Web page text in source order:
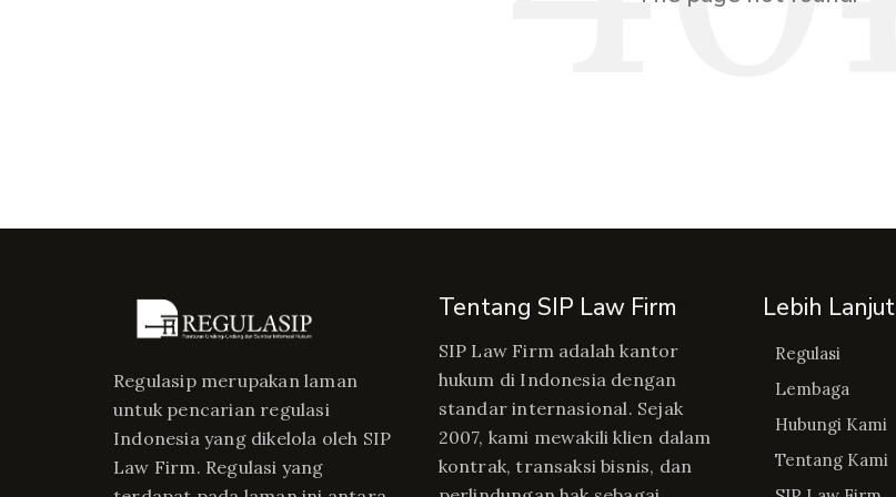
Regulasip merupakan laman
untuk pencarian regulasi
Indonesia yang dikelola oleh SIP
Law Firm. Regulasi yang
Tentang SIP Law Firm
SIP Law Firm adalah kantor
hukum di Indonesia dengan
standar internasional. Sejak
2007, kami mewakili klien dalam
kontrak, transaksi bisnis, dan
Lebih Lanjut
Regulasi
Lembaga
Hubungi Kami
Tentang Kami